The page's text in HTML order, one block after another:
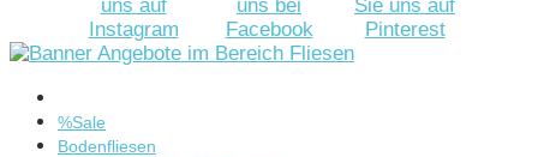
%Sale
Bodenfliesen